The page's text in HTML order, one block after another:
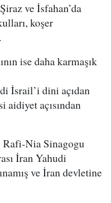
ve İsfahan’da
koşer
ise daha karmaşık
İsrail’i dini açıdan
açısından
Rafi-Nia Sinagogu
İran Yahudi
ve İran devletine